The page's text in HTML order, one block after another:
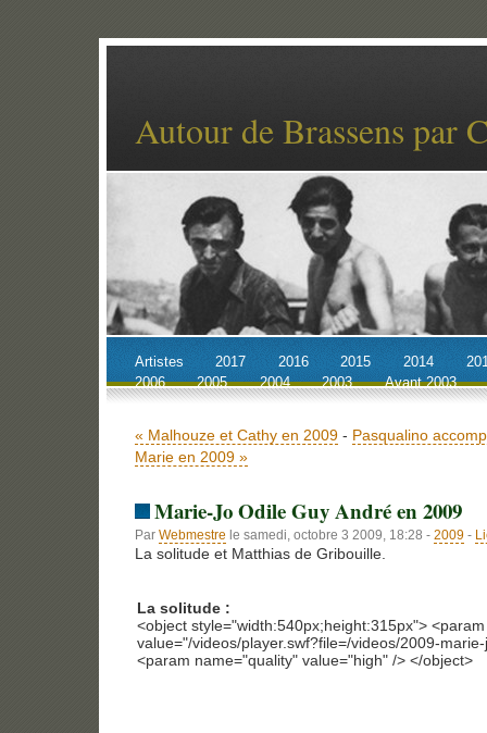
Autour de Brassens par
Artistes 2017 2016 2015 2014
2006
2005 2004 2003 Avant 2003
« Malhouze et Cathy en 2009 - Pasqualino
Marie en 2009 »
Marie-Jo Odile Guy André en 2009
Par Webmestre le samedi, octobre 3 2009, 18:28 - 2009-
La solitude et Matthias de Gribouille.
La solitude :
<object style="width:540px;height:315px">
value="/videos/player.swf?file=/videos/2009-
<param name="quality" value="high" /> </object>